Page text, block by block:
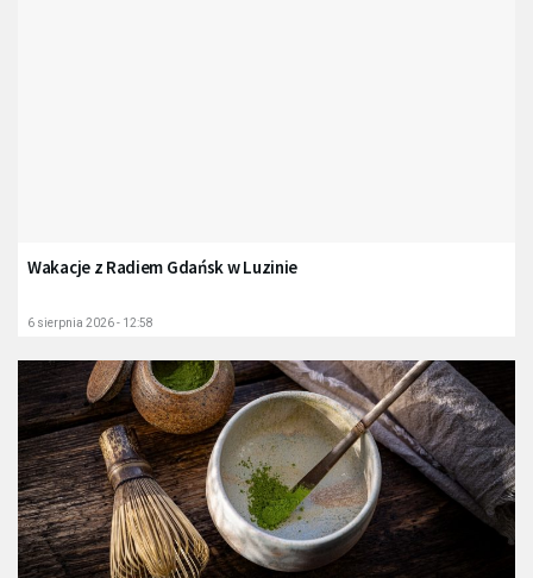
Wakacje z Radiem Gdańsk w Luzinie
6 sierpnia 2026 - 12:58